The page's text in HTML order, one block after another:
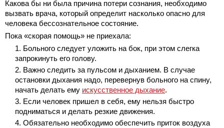
Какова бы ни была причина потери сознания, необходимо
вызвать врача, который определит насколько опасно для
человека бессознательное состояние.
Пока «скорая помощь» не приехала:
Больного следует уложить на бок, при этом слегка
запрокинуть его голову.
Важно следить за пульсом и дыханием. В случае
остановки дыхания надо, перевернув больного на спину,
начать делать ему искусственное дыхание.
Если человек пришел в себя, ему нельзя быстро
подниматься и делать резкие движения.
Обязательно необходимо обеспечить приток воздуха